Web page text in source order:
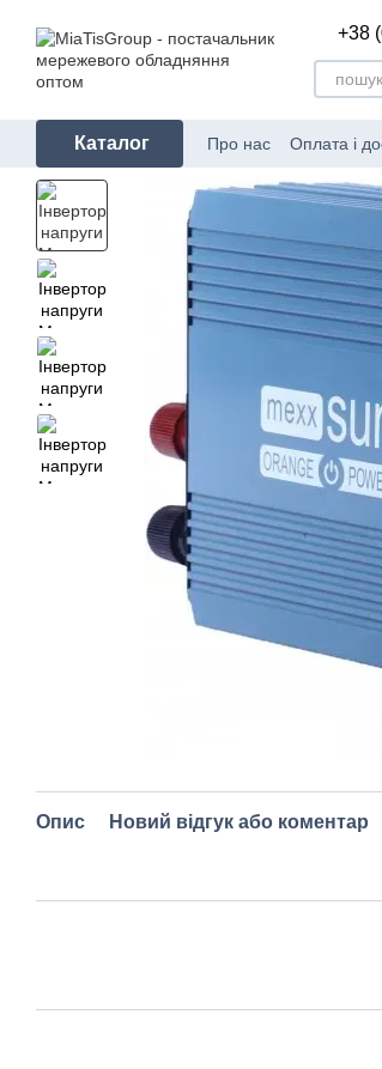
+38
Каталог Про нас Оплата і
Опис Новий відгук або коментар